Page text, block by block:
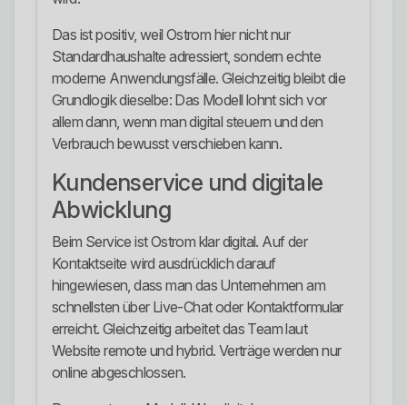
Das ist positiv, weil Ostrom hier nicht nur
Standardhaushalte adressiert, sondern echte
moderne Anwendungsfälle. Gleichzeitig bleibt die
Grundlogik dieselbe: Das Modell lohnt sich vor
allem dann, wenn man digital steuern und den
Verbrauch bewusst verschieben kann.
Kundenservice und digitale
Abwicklung
Beim Service ist Ostrom klar digital. Auf der
Kontaktseite wird ausdrücklich darauf
hingewiesen, dass man das Unternehmen am
schnellsten über Live-Chat oder Kontaktformular
erreicht. Gleichzeitig arbeitet das Team laut
Website remote und hybrid. Verträge werden nur
online abgeschlossen.